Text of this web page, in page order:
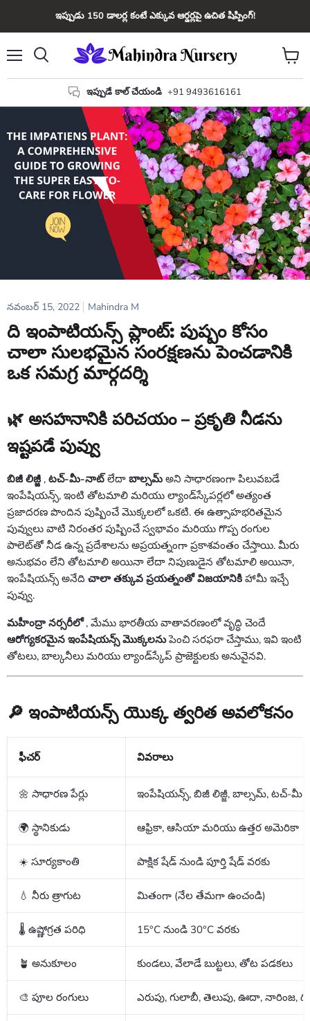
ఇప్పుడు 150 డాలర్ల కంటే ఎక్కువ ఆర్డర్లపై ఉచిత షిప్పింగ్!
ఇప్పుడే కాల్ చేయండి +91 9493616161
కార్ట్
నవంబర్ 15, 2022 Mahindra M
ది ఇంపాటియన్స్ ప్లాంట్: పుష్పం కోసం
చాలా సులభమైన సంరక్షణను పెంచడానికి
ఒక సమగ్ర మార్గదర్శి
🌿 అసహనానికి పరిచయం – ప్రకృతి నీడను
ఇష్టపడే పువ్వు
బిజీ లిజ్జీ , టచ్-మీ-నాట్లేదా బాల్సమ్ అని సాధారణంగా పిలువబడే
ఇంపేషియన్స్, ఇంటి తోటమాలి మరియు ల్యాండ్‌స్కేపర్లలో అత్యంత
ప్రజాదరణ పొందిన పుష్పించే మొక్కలలో ఒకటి. ఈ ఉత్సాహభరితమైన
పువ్వులు వాటి నిరంతర పుష్పించే స్వభావం మరియు గొప్ప రంగుల
పాలెట్‌తో నీడ ఉన్న ప్రదేశాలను అప్రయత్నంగా ప్రకాశవంతం చేస్తాయి. మీరు
అనుభవం లేని తోటమాలి అయినా లేదా నిపుణుడైన తోటమాలి అయినా,
ఇంపేషియన్స్ అనేది చాలా తక్కువ ప్రయత్నంతో విజయానికి హామీ ఇచ్చే
పువ్వు.
మహీంద్రా నర్సరీలో, మేము భారతీయ వాతావరణంలో వృద్ధి చెందే
ఆరోగ్యకరమైన ఇంపేషియన్స్ మొక్కలనుపెంచి సరఫరా చేస్తాము, ఇవి ఇంటి
తోటలు, బాల్కనీలు మరియు ల్యాండ్‌స్కేప్ ప్రాజెక్టులకు అనువైనవి.
🔎 ఇంపాటియన్స్ యొక్క త్వరిత అవలోకనం
ఫీచర్ వివరాలు
🌼 సాధారణ పేర్లు ఇంపేషియన్స్, బిజీ లిజ్జీ, బాల్సమ్, టచ్-
🌍 స్థానికుడు ఆఫ్రికా, ఆసియా మరియు ఉత్తర అమెరికా
☀️ సూర్యకాంతి పాక్షిక షేడ్ నుండి పూర్తి షేడ్ వరకు
💧 నీరు త్రాగుట మితంగా (నేల తేమగా ఉంచండి)
🌡️ ఉష్ణోగ్రత పరిధి 15°C నుండి 30°C వరకు
🪴 అనుకూలం కుండలు, వేలాడే బుట్టలు, తోట పడకలు
🎨 పూల రంగులు ఎరుపు, గులాబీ, తెలుపు, ఊదా, నారింజ,